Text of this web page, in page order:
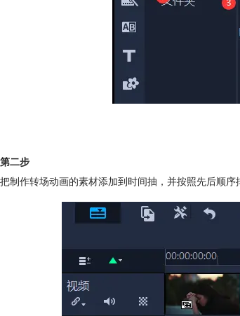
第二步
把制作转场动画的素材添加到时间抽，并按照先后顺